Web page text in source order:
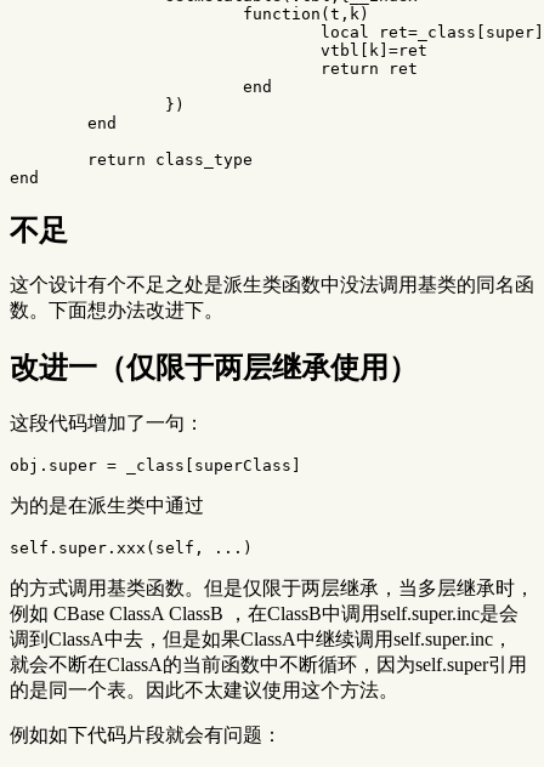
function (t , k )
local
ret= _class [ super
vtbl [ k ] =ret
return
ret
end
})
end
return
class_type
end
不足
这个设计有个不足之处是派生类函数中没法调用基类的同名函
数。下面想办法改进下。
改进一（仅限于两层继承使用）
这段代码增加了一句：
obj . super = _class superClass
为的是在派生类中通过
self . super . xxx ( self , ... )
的方式调用基类函数。但是仅限于两层继承，当多层继承时，
例如 CBase ClassA ClassB ，在ClassB中调用self.super.inc是会
调到ClassA中去，但是如果ClassA中继续调用self.super.inc，
就会不断在ClassA的当前函数中不断循环，因为self.super引用
的是同一个表。因此不太建议使用这个方法。
例如如下代码片段就会有问题：